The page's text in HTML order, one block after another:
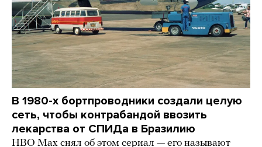
В 1980-х бортпроводники создали целую
сеть, чтобы контрабандой ввозить
лекарства от СПИДа в Бразилию
HBO Max снял об этом сериал — его называют